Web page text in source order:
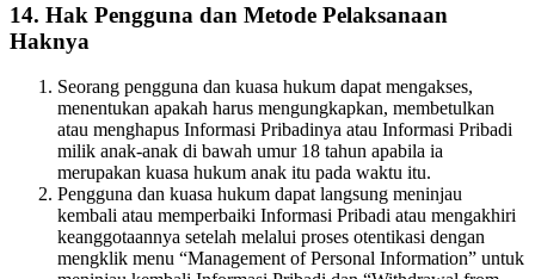
14. Hak Pengguna dan Metode Pelaksanaan
Haknya
Seorang pengguna dan kuasa hukum dapat mengakses,
menentukan apakah harus mengungkapkan, membetulkan
atau menghapus Informasi Pribadinya atau Informasi Pribadi
milik anak-anak di bawah umur 18 tahun apabila ia
merupakan kuasa hukum anak itu pada waktu itu.
Pengguna dan kuasa hukum dapat langsung meninjau
kembali atau memperbaiki Informasi Pribadi atau mengakhiri
keanggotaannya setelah melalui proses otentikasi dengan
mengklik menu “Management of Personal Information” untuk